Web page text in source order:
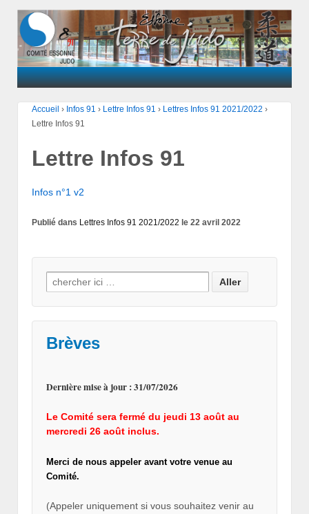
Accueil › Infos 91 › Lettre Infos 91 › Lettres Infos 91 2021/2022 ›
Lettre Infos 91
Lettre Infos 91
Infos n°1 v2
Publié dans Lettres Infos 91 2021/2022 le 22 avril 2022
Search for:
Brèves
Dernière mise à jour : 31/07/2026
Le Comité sera fermé du jeudi 13 août au
mercredi 26 août inclus.
Merci de nous appeler avant votre venue au
Comité.
(Appeler uniquement si vous souhaitez venir au